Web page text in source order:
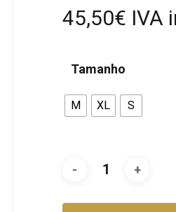
45,50€ IVA
Tamanho
M XL S